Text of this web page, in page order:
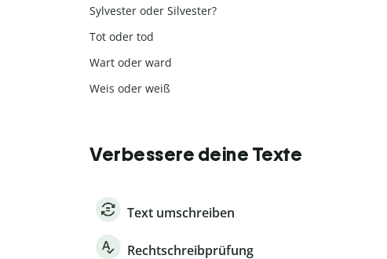
Sylvester oder Silvester?
Tot oder tod
Wart oder ward
Weis oder weiß
Verbessere deine Texte
Text umschreiben
Rechtschreibprüfung